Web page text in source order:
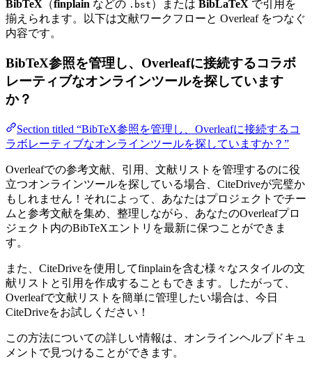
BibTeX （finplain などの .bst ）または BibLaTeX で引用を
揃えられます。以下は文献ワークフローと Overleaf をつなぐ
内容です。
BibTeX参照を管理し、Overleafに接続するコラボ
レーティブなオンラインツールを探しています
か？
Section titled “BibTeX参照を管理し、Overleafに接続するコ
ラボレーティブなオンラインツールを探していますか？”
Overleafでの参考文献、引用、文献リストを管理するのに役
立つオンラインツールを探している場合、CiteDriveが完璧か
もしれません！それによって、あなたはプロジェクトでチー
ムと参考文献を集め、整理しながら、あなたのOverleafプロ
ジェクト内のBibTeXエントリを最新に保つことができま
す。
また、CiteDriveを使用してfinplainを含む様々なスタイルの文
献リストと引用を作成することもできます。したがって、
Overleafで文献リストを簡単に管理したい場合は、今日
CiteDriveをお試しください！
この方法についての詳しい情報は、オンラインヘルプドキュ
メントで見つけることができます。